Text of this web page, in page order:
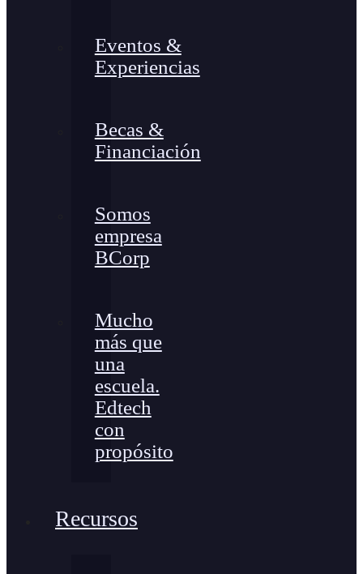
Eventos &
Experiencias
Becas &
Financiación
Somos
empresa
BCorp
Mucho
más que
una
escuela.
Edtech
con
propósito
Recursos